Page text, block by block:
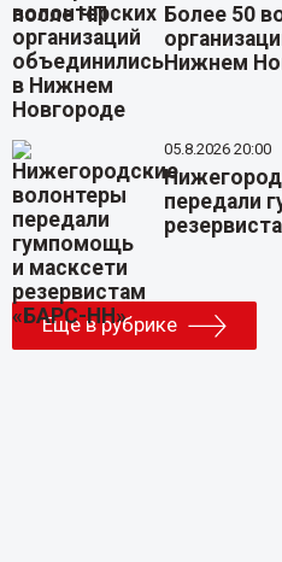
Более 50
Нижнем
05.8.2026 20:00
передали
Еще в рубрике